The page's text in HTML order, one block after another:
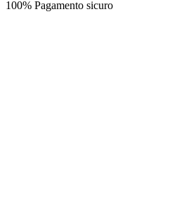
100% Pagamento sicuro